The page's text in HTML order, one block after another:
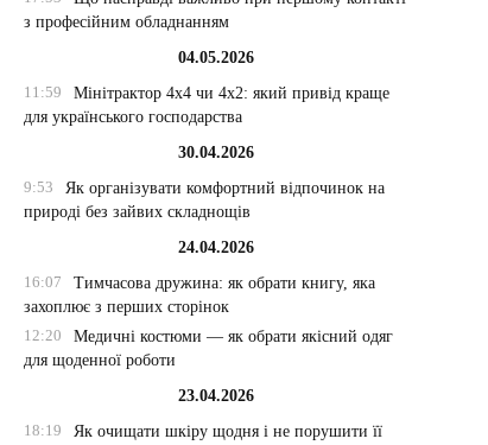
з професійним обладнанням
04.05.2026
11:59
Мінітрактор 4х4 чи 4х2: який привід краще
для українського господарства
30.04.2026
9:53
Як організувати комфортний відпочинок на
природі без зайвих складнощів
24.04.2026
16:07
Тимчасова дружина: як обрати книгу, яка
захоплює з перших сторінок
12:20
Медичні костюми — як обрати якісний одяг
для щоденної роботи
23.04.2026
18:19
Як очищати шкіру щодня і не порушити її